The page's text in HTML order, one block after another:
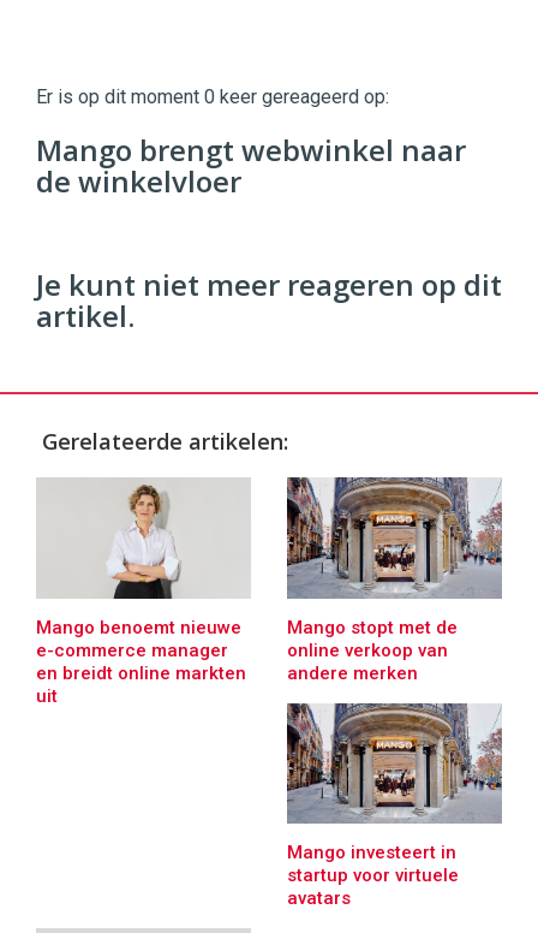
|
Digital
Commerce https://twinklemagazine.nl
9654
Er is op dit moment 0 keer gereageerd op:
Mango brengt webwinkel naar
de winkelvloer
Je kunt niet meer reageren op dit
artikel.
Gerelateerde artikelen:
Mango benoemt nieuwe
e-commerce manager
en breidt online markten
uit
Mango stopt met de
online verkoop van
andere merken
Mango investeert in
startup voor virtuele
avatars